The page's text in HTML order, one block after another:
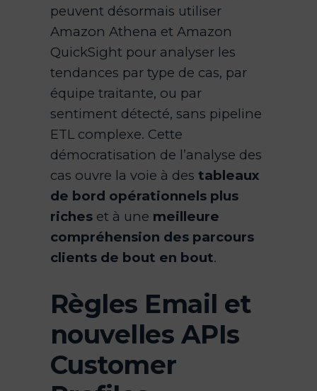
peuvent désormais utiliser
Amazon Athena et Amazon
QuickSight pour analyser les
tendances par type de cas, par
équipe traitante, ou par
sentiment détecté, sans pipeline
ETL complexe. Cette
démocratisation de l’analyse des
cas ouvre la voie à des tableaux
de bord opérationnels plus
riches et à une meilleure
compréhension des parcours
clients de bout en bout.
Règles Email et
nouvelles APIs
Customer